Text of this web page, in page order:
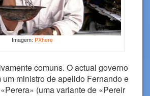
Imagem: PXhere
comuns. O actual governo
um ministro de apelido Fernando e
(uma variante de «Pereir